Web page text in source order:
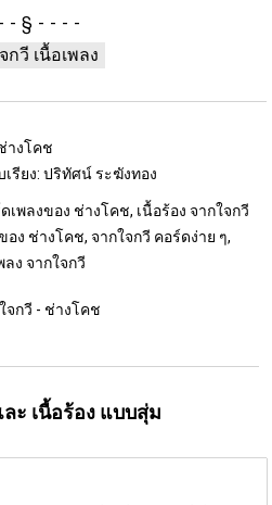
§
กวี เนื้อเพลง
างโคช
เรียง: ปริทัศน์ ระฆังทอง
เพลงของ ช่างโคช, เนื้อร้อง จากใจกวี
ง ช่างโคช, จากใจกวี คอร์ดง่าย ๆ,
ง จากใจกวี
จกวี - ช่างโคช
ะ เนื้อร้อง แบบสุ่ม